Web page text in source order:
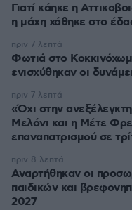
Γιατί κάηκε η Αττικοβοιωτία: Υπεροπλία
η μάχη χάθηκε στο
Φωτιά στο
ενισχύθηκαν οι
πριν 7 λεπτά
«Όχι στην
Μελόνι και η Μέτε
επαναπατρισμού σε
πριν 7 λεπτά
Αναρτήθηκαν οι
παιδικών και
2027
πριν 8 λεπτά